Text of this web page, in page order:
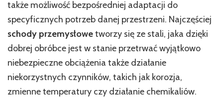
także możliwość bezpośredniej adaptacji do
specyficznych potrzeb danej przestrzeni. Najczęściej
schody przemysłowetworzy się ze stali, jaka dzięki
dobrej obróbce jest w stanie przetrwać wyjątkowo
niebezpieczne obciążenia także działanie
niekorzystnych czynników, takich jak korozja,
zmienne temperatury czy działanie chemikaliów.